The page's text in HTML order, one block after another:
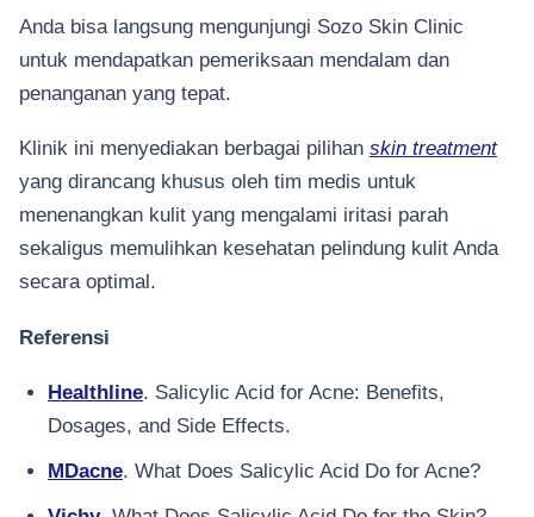
Anda bisa langsung mengunjungi Sozo Skin Clinic
untuk mendapatkan pemeriksaan mendalam dan
penanganan yang tepat.
Klinik ini menyediakan berbagai pilihan skin treatment
yang dirancang khusus oleh tim medis untuk
menenangkan kulit yang mengalami iritasi parah
sekaligus memulihkan kesehatan pelindung kulit Anda
secara optimal.
Referensi
Healthline. Salicylic Acid for Acne: Benefits,
Dosages, and Side Effects.
MDacne. What Does Salicylic Acid Do for Acne?